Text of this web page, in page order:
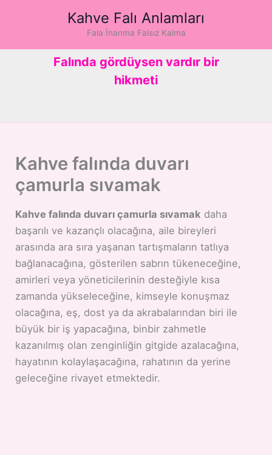
Kahve Falı Anlamları
Fala İnanma Falsız Kalma
Falında gördüysen vardır bir
hikmeti
Kahve falında duvarı
çamurla sıvamak
Kahve falında duvarı çamurla sıvamak daha
başarılı ve kazançlı olacağına, aile bireyleri
arasında ara sıra yaşanan tartışmaların tatlıya
bağlanacağına, gösterilen sabrın tükeneceğine,
amirleri veya yöneticilerinin desteğiyle kısa
zamanda yükseleceğine, kimseyle konuşmaz
olacağına, eş, dost ya da akrabalarından biri ile
büyük bir iş yapacağına, binbir zahmetle
kazanılmış olan zenginliğin gitgide azalacağına,
hayatının kolaylaşacağına, rahatının da yerine
geleceğine rivayet etmektedir.